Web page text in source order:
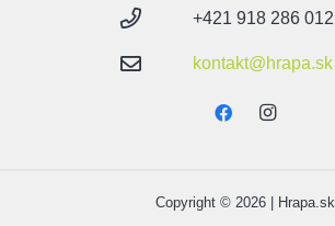
+421 918 286 012
kontakt@hrapa.sk
Copyright © 2026 | Hrapa.sk